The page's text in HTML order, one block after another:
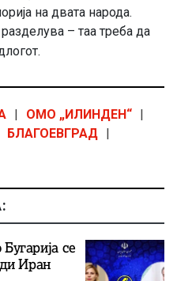
на двата народа.
– таа треба да
ОМО „ИЛИНДЕН“
БЛАГОЕВГРАД
се
Иран